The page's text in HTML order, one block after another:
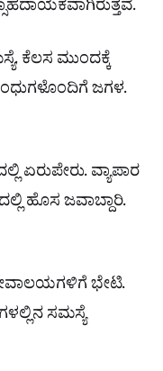
ಕೆಲಸ ಮುಂದಕ್ಕೆ
ಜಗಳ.
ಏರುಪೇರು. ವ್ಯಾಪಾರ
ಹೊಸ ಜವಾಬ್ದಾರಿ.
ಭೇಟಿ.
ಸಮಸ್ಯೆ